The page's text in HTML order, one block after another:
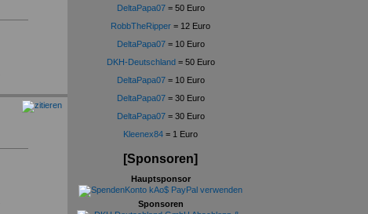
DeltaPapa07= 50 Euro
RobbTheRipper = 12 Euro
DeltaPapa07= 10 Euro
DKH-Deutschland = 50 Euro
DeltaPapa07= 10 Euro
DeltaPapa07= 30 Euro
DeltaPapa07= 30 Euro
Kleenex84 = 1 Euro
[Sponsoren]
Hauptsponsor
Sponsoren